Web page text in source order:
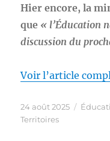
Hier encore, la
que « l’Éducation
discussion du
Voir l’article
Publié
le
24 août 2025
Territoires